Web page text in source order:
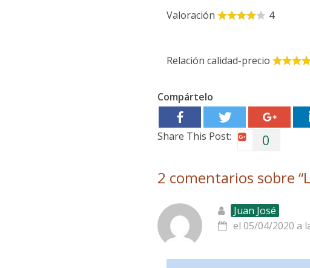
Valoración 4
Relación calidad-precio
Compártelo
Share This Post: 0
2 comentarios sobre “
Juan José
el 05/04/2020 a